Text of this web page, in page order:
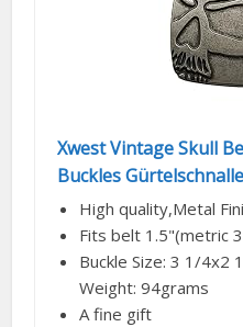
Xwest Vintage Skull
Buckles
High quality,Metal
Fits belt 1.5"(metric
Buckle Size: 3 1/4x2
Weight: 94grams
A fine gift